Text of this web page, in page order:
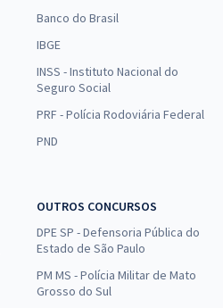
Banco do Brasil
IBGE
INSS - Instituto Nacional do
Seguro Social
PRF - Polícia Rodoviária Federal
PND
OUTROS CONCURSOS
DPE SP - Defensoria Pública do
Estado de São Paulo
PM MS - Polícia Militar de Mato
Grosso do Sul